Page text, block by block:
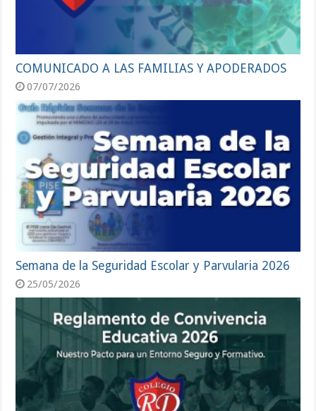
COMUNICADO A LAS FAMILIAS Y APODERADOS
07/07/2026
Semana de la Seguridad Escolar y Parvularia 2026
25/05/2026